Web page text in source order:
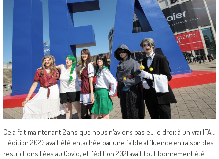
Cela fait maintenant 2 ans que nous n'avions pas eu le droit à un vrai IFA...
L'édition 2020 avait été entachée par une faible affluence en raison des
restrictions liées au Covid, et l'édition 2021 avait tout bonnement été